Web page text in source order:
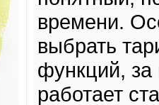
времени.
выбрать
функций, за
работает